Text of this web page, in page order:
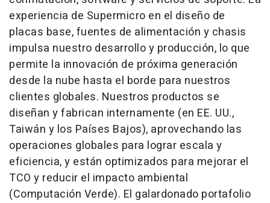
experiencia de Supermicro en el diseño de
placas base, fuentes de alimentación y chasis
impulsa nuestro desarrollo y producción, lo que
permite la innovación de próxima generación
desde la nube hasta el borde para nuestros
clientes globales. Nuestros productos se
diseñan y fabrican internamente (en EE. UU.,
Taiwán y los Países Bajos), aprovechando las
operaciones globales para lograr escala y
eficiencia, y están optimizados para mejorar el
TCO y reducir el impacto ambiental
(Computación Verde). El galardonado portafolio